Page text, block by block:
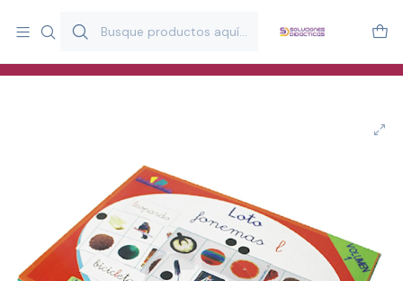
y estimulación infantil en Chile.
Especialistas en recursos educativos para aulas, terapeutas y